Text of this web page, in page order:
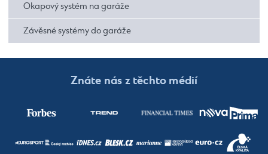
Okapový systém na garáže
Závěsné systémy do garáže
Znáte nás z těchto médií